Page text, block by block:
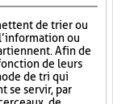
de trier ou
ou
Afin de
de leurs
de tri qui
se servir, par